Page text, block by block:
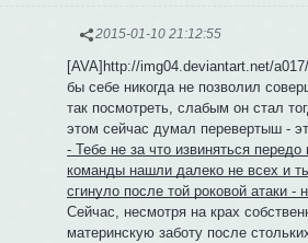
2015-01-10 21:12:55
[AVA]http://img04.deviantart.net/
бы себе никогда не позволил
так посмотреть, слабым он стал
этом сейчас думал перевертыш -
- Тебе не за что извиняться
команды нашли далеко не всех и
сгинуло после той роковой атаки -
Сейчас, несмотря на крах
материнскую заботу после